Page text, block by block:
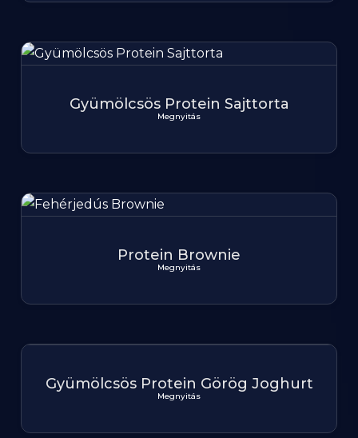
Gyümölcsös Protein Sajttorta
Megnyitás
Protein Brownie
Megnyitás
Gyümölcsös Protein Görög Joghurt
Megnyitás